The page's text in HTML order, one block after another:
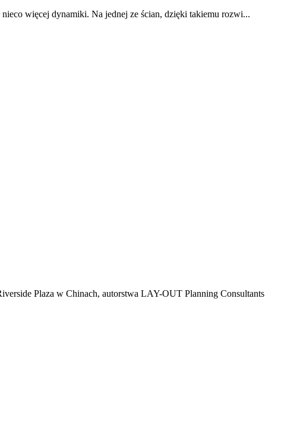
więcej dynamiki. Na jednej ze ścian, dzięki takiemu rozwi...
Plaza w Chinach, autorstwa LAY-OUT Planning Consultants